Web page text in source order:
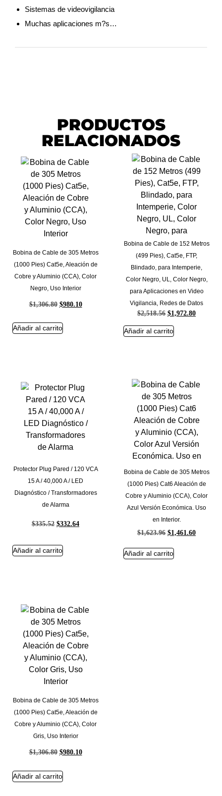
Sistemas de videovigilancia
Muchas aplicaciones m?s…
PRODUCTOS
RELACIONADOS
Bobina de Cable de 305 Metros
(1000 Pies) Cat5e, Aleación de
Cobre y Aluminio (CCA), Color
Negro, Uso Interior
$1,306.80 $980.10
Añadir al carrito
Bobina de Cable de 152 Metros
(499 Pies), Cat5e, FTP,
Blindado, para Intemperie,
Color Negro, UL, Color Negro,
para Aplicaciones en Video
Vigilancia, Redes de Datos
$2,518.56 $1,972.80
Añadir al carrito
Protector Plug Pared / 120 VCA
15 A / 40,000 A / LED
Diagnóstico / Transformadores
de Alarma
$335.52 $332.64
Añadir al carrito
Bobina de Cable de 305 Metros
(1000 Pies) Cat6 Aleación de
Cobre y Aluminio (CCA), Color
Azul Versión Económica. Uso
en Interior.
$1,623.96 $1,461.60
Añadir al carrito
Bobina de Cable de 305 Metros
(1000 Pies) Cat5e, Aleación de
Cobre y Aluminio (CCA), Color
Gris, Uso Interior
$1,306.80 $980.10
Añadir al carrito